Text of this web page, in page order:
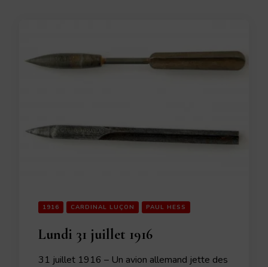
1916 CARDINAL LUÇON PAUL HESS
Lundi 31 juillet 1916
31 juillet 1916 – Un avion allemand jette des